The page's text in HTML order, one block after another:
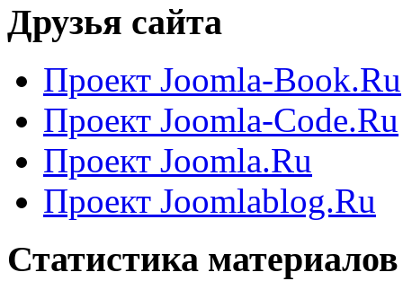
Друзья сайта
Проект Joomla-Book.Ru
Проект Joomla-Code.Ru
Проект Joomla.Ru
Проект Joomlablog.Ru
Статистика материалов